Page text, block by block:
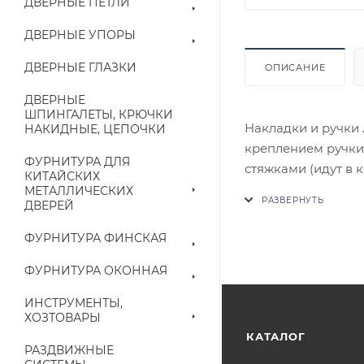
ДВЕРНЫЕ УПОРЫ
ДВЕРНЫЕ ГЛАЗКИ
ДВЕРНЫЕ
ШПИНГАЛЕТЫ, КРЮЧКИ
НАКИДНЫЕ, ЦЕПОЧКИ
ФУРНИТУРА ДЛЯ
КИТАЙСКИХ
МЕТАЛЛИЧЕСКИХ
ДВЕРЕЙ
ФУРНИТУРА ФИНСКАЯ
ФУРНИТУРА ОКОННАЯ
ИНСТРУМЕНТЫ,
ХОЗТОВАРЫ
РАЗДВИЖНЫЕ
ОПИСАНИЕ
Накладки и
креплением
стяжками (идут в
наличие на
КАТАЛОГ